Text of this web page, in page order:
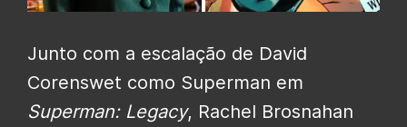
Junto com a escalação de David
Corenswet como Superman em
Superman: Legacy, Rachel Brosnahan